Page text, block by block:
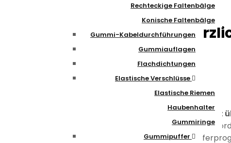
Rechteckige Faltenbälge
Konische Faltenbälge
‎Gummi-Kabeldurchführungen
Gummiauflagen
Flachdichtungen
Elastische Verschlüsse
Elastische Riemen
Haubenhalter
Gummiringe
Gummipuffer
Seit